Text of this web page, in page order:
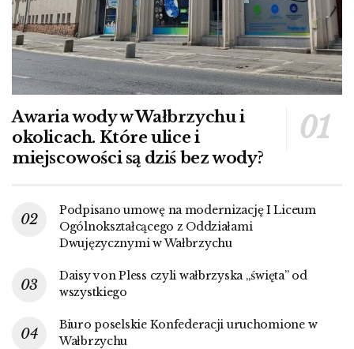
Awaria wody w Wałbrzychu i
okolicach. Które ulice i
miejscowości są dziś bez wody?
Podpisano umowę na modernizację I Liceum
Ogólnokształcącego z Oddziałami
Dwujęzycznymi w Wałbrzychu
Daisy von Pless czyli wałbrzyska „święta” od
wszystkiego
Biuro poselskie Konfederacji uruchomione w
Wałbrzychu